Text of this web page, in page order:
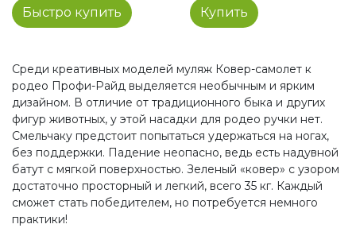
Быстро купить Купить
Среди креативных моделей муляж Ковер-самолет к
родео Профи-Райд выделяется необычным и ярким
дизайном. В отличие от традиционного быка и других
фигур животных, у этой насадки для родео ручки нет.
Смельчаку предстоит попытаться удержаться на ногах,
без поддержки. Падение неопасно, ведь есть надувной
батут с мягкой поверхностью. Зеленый «ковер» с узором
достаточно просторный и легкий, всего 35 кг. Каждый
сможет стать победителем, но потребуется немного
практики!